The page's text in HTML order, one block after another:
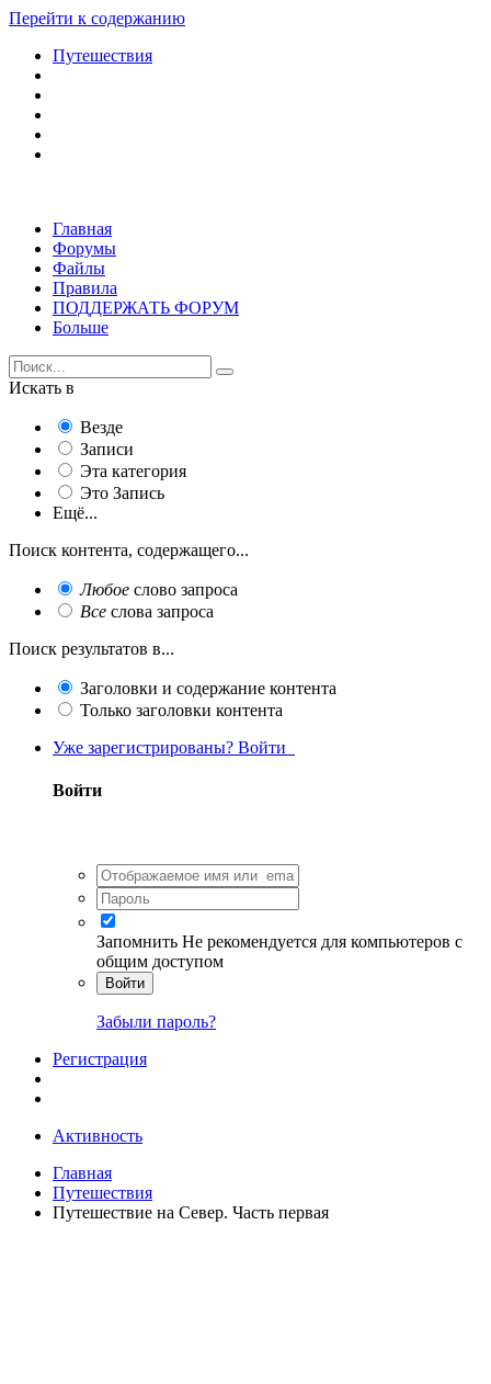
Перейти к содержанию
Путешествия
Главная
Форумы
Файлы
Правила
ПОДДЕРЖАТЬ ФОРУМ
Больше
Искать в
Везде
Записи
Эта категория
Это Запись
Ещё...
Поиск контента, содержащего...
Любое слово запроса
Все слова запроса
Поиск результатов в...
Заголовки и содержание контента
Только заголовки контента
Уже зарегистрированы? Войти
Войти
Запомнить Не рекомендуется для компьютеров с
общим доступом
Войти
Забыли пароль?
Регистрация
Активность
Главная
Путешествия
Путешествие на Север. Часть первая